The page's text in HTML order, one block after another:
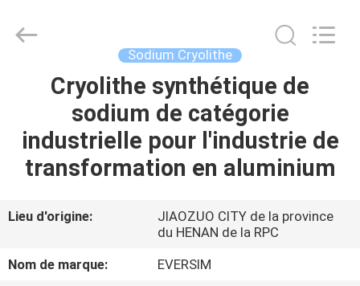
MAISON
Imp.&Exp.Co.,Ltd.
Sodium Cryolithe
Cryolithe synthétique de
sodium de catégorie
industrielle pour l'industrie de
transformation en aluminium
Lieu d'origine:
JIAOZUO CITY de la province
du HENAN de la RPC
Nom de marque:
EVERSIM